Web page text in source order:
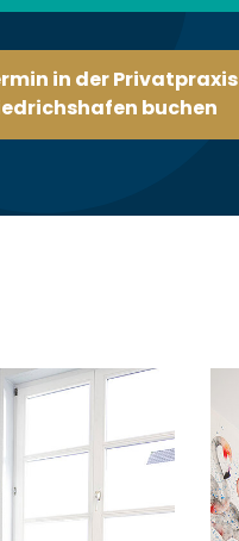
in der Privatpraxis
buchen